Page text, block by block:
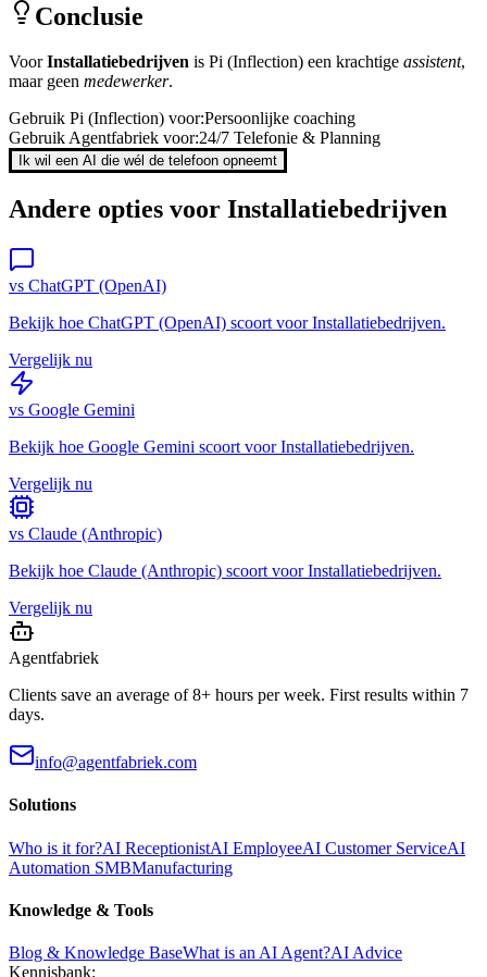
Conclusie
VoorInstallatiebedrijven is Pi (Inflection) een krachtige assistent,
maar geen medewerker.
Gebruik Pi (Inflection) voor:Persoonlijke coaching
Gebruik Agentfabriek voor:24/7 Telefonie & Planning
Ik wil een AI die wél de telefoon opneemt
Andere opties voor Installatiebedrijven
vs ChatGPT (OpenAI)
Bekijk hoe ChatGPT (OpenAI) scoort voorInstallatiebedrijven.
Vergelijk nu
vs Google Gemini
Bekijk hoe Google Gemini scoort voorInstallatiebedrijven.
Vergelijk nu
vs Claude (Anthropic)
Bekijk hoe Claude (Anthropic) scoort voorInstallatiebedrijven.
Vergelijk nu
Agentfabriek
Clients save an average of 8+ hours per week. First results within 7
days.
info@agentfabriek.com
Solutions
Who is it for?AI ReceptionistAI EmployeeAI Customer ServiceAI
Automation SMBManufacturing
Knowledge & Tools
Blog & Knowledge BaseWhat is an AI Agent?AI Advice
Kennisbank: